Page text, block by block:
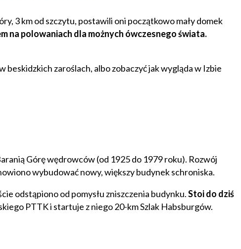
3 km od szczytu, postawili oni początkowo mały domek
na polowaniach dla możnych ówczesnego świata.
beskidzkich zaroślach, albo zobaczyć jak wygląda w Izbie
Górę wędrowców (od 1925 do 1979 roku). Rozwój
wybudować nowy, większy budynek schroniska.
odstąpiono od pomysłu zniszczenia budynku.Stoi do dziś
PTTK i startuje z niego 20-km Szlak Habsburgów.